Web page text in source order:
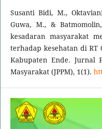
Susanti Bidi, M.,
Guwa, M., &
kesadaran masyarakat
terhadap kesehatan di RT
Kabupaten Ende. Jurnal
Masyarakat (JPPM), 1(1).